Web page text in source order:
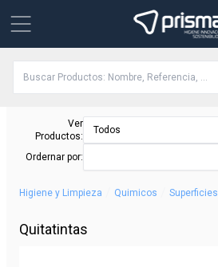
Ver
Productos:
Todos
Ordernar por:
Higiene y Limpieza Quimicos Superficies
Quitatintas